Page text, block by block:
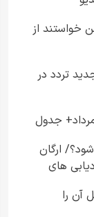
خواستند از
تردد در
ارگان
های
آن را